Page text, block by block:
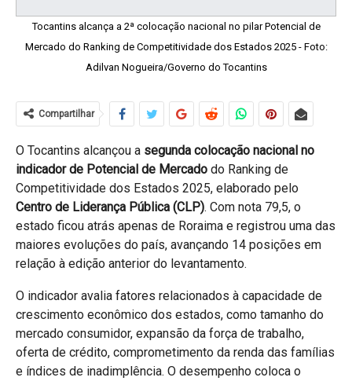
Tocantins alcança a 2ª colocação nacional no pilar Potencial de
Mercado do Ranking de Competitividade dos Estados 2025 - Foto:
Adilvan Nogueira/Governo do Tocantins
Compartilhar
O Tocantins alcançou a segunda colocação nacional no
indicador de Potencial de Mercado do Ranking de
Competitividade dos Estados 2025, elaborado pelo
Centro de Liderança Pública (CLP). Com nota 79,5, o
estado ficou atrás apenas de Roraima e registrou uma das
maiores evoluções do país, avançando 14 posições em
relação à edição anterior do levantamento.
O indicador avalia fatores relacionados à capacidade de
crescimento econômico dos estados, como tamanho do
mercado consumidor, expansão da força de trabalho,
oferta de crédito, comprometimento da renda das famílias
e índices de inadimplência. O desempenho coloca o